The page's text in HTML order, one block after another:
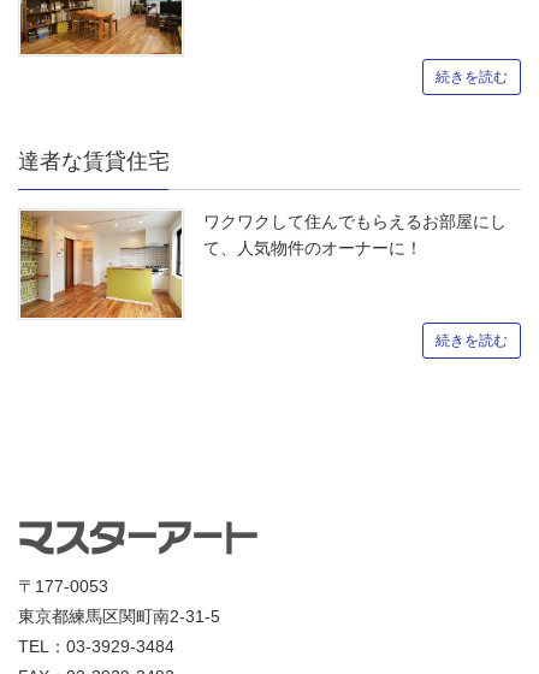
続きを読む
達者な賃貸住宅
ワクワクして住んでもらえるお部屋にし
て、人気物件のオーナーに！
続きを読む
〒177-0053
東京都練馬区関町南2-31-5
TEL：03-3929-3484